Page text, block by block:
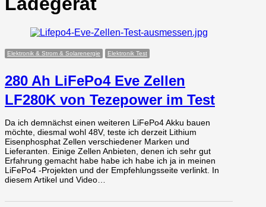
Elektronik & Strom & Solarenergie Elektronik Test
280 Ah LiFePo4 Eve Zellen
LF280K von Tezepower im Test
Da ich demnächst einen weiteren LiFePo4 Akku bauen
möchte, diesmal wohl 48V, teste ich derzeit Lithium
Eisenphosphat Zellen verschiedener Marken und
Lieferanten. Einige Zellen Anbieten, denen ich sehr gut
Erfahrung gemacht habe habe ich habe ich ja in meinen
LiFePo4 -Projekten und der Empfehlungsseite verlinkt. In
diesem Artikel und Video…